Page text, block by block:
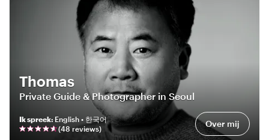
Thomas
Private Guide & Photographer in Seoul
Ik spreek: English • 한국어
(48 reviews) Over mij